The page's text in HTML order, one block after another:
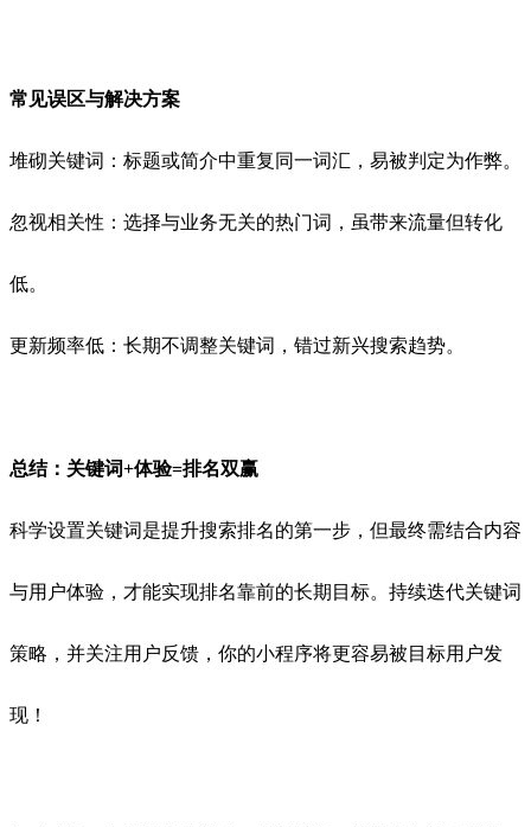
常见误区与解决方案
堆砌关键词：标题或简介中重复同一词汇，易被判定为作弊。
忽视相关性：选择与业务无关的热门词，虽带来流量但转化
低。
更新频率低：长期不调整关键词，错过新兴搜索趋势。
总结：关键词+体验=排名双赢
科学设置关键词是提升搜索排名的第一步，但最终需结合内容
与用户体验，才能实现排名靠前的长期目标。持续迭代关键词
策略，并关注用户反馈，你的小程序将更容易被目标用户发
现！